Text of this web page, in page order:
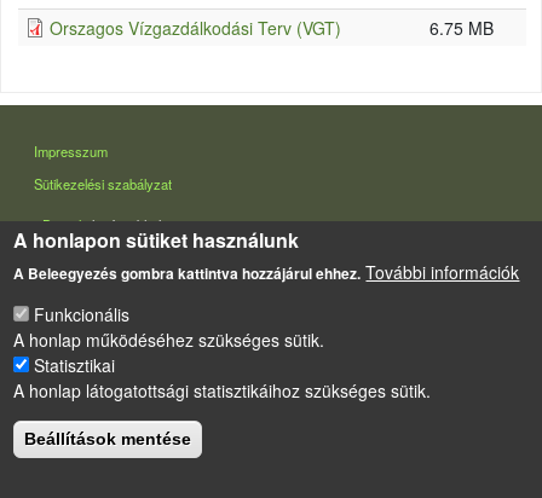
Orszagos Vízgazdálkodási Terv (VGT)
6.75 MB
LÁBLÉC
Impresszum
Sütikezelési szabályzat
Drupalalapú webhely
A honlapon sütiket használunk
A Beleegyezés gombra kattintva hozzájárul ehhez. További információk
Funkcionális
A honlap működéséhez szükséges sütik.
Statisztikai
A honlap látogatottsági statisztikáihoz szükséges sütik.
Beállítások mentése